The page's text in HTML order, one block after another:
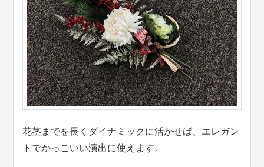
花茎までを長くダイナミックに活かせば、エレガン
トでかっこいい演出に使えます。